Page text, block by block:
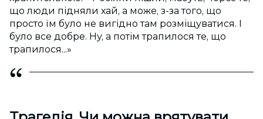
що люди підняли хай, а може, з-за того, що
просто їм було не вигідно там розміщуватися. І
було все добре. Ну, а потім трапилося те, що
трапилося...»